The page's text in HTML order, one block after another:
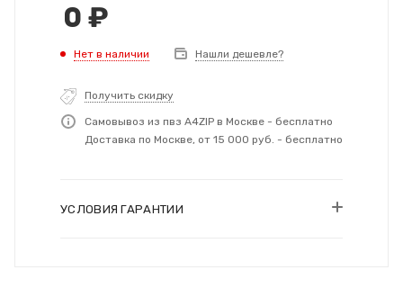
0 ₽
Нет в наличии Нашли дешевле?
Получить скидку
Самовывоз из пвз A4ZIP в Москве - бесплатно
Доставка по Москве, от 15 000 руб. - бесплатно
УСЛОВИЯ ГАРАНТИИ